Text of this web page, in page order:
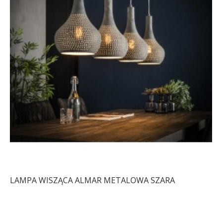
LAMPA WISZĄCA ALMAR METALOWA SZARA